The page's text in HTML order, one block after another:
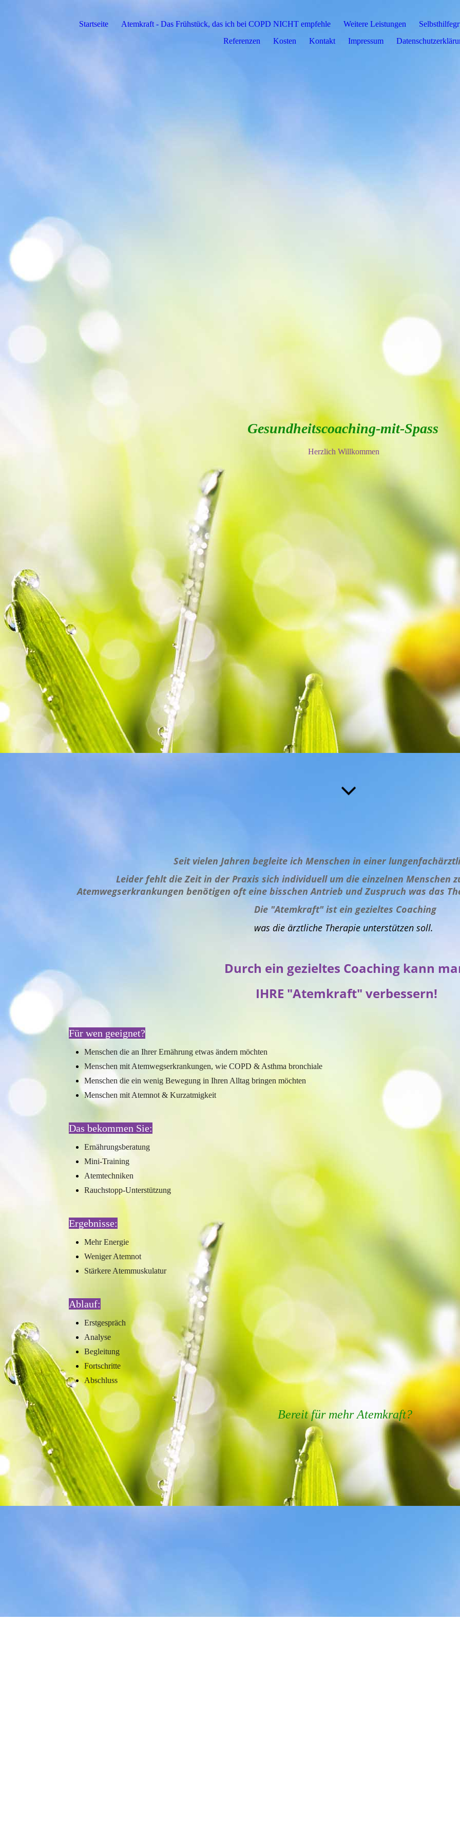
Startseite Atemkraft - Das Frühstück, das ich bei COPD NICHT empfehle Weitere Leistungen
Referenzen
Kosten Kontakt Impressum
Gesundheitscoaching-mit-Spass
Herzlich Willkommen
Seit vielen Jahren begleite ich Menschen in einer
Leider fehltdie Zeit in der Praxis sich individuell um die einzelnen Menschen
Atemwegserkrankungen benötigen oft eine bisschen Antrieb und Zuspruch was das
Die "Atemkraft" ist ein gezieltes Coaching
was die ärztliche Therapie unterstützen soll.
Durch ein gezieltes Coaching kann
IHRE "Atemkraft" verbessern!
Für wen geeignet?
Menschen die an Ihrer Ernährung etwas ändern möchten
Menschen mit Atemwegserkrankungen, wie COPD & Asthma bronchiale
Menschen die ein wenig Bewegung in Ihren Alltag bringen möchten
Menschen mit Atemnot & Kurzatmigkeit
Das bekommen Sie:
Ernährungsberatung
Mini-Training
Atemtechniken
Rauchstopp-Unterstützung
Ergebnisse:
Mehr Energie
Weniger Atemnot
Stärkere Atemmuskulatur
Ablauf:
Erstgespräch
Analyse
Begleitung
Fortschritte
Abschluss
Bereit für mehr Atemkraft?